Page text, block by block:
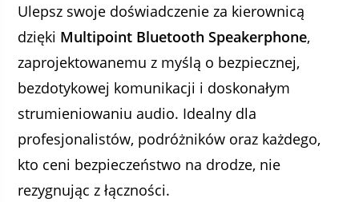
Ulepsz swoje doświadczenie za kierownicą
dzięki Multipoint Bluetooth Speakerphone,
zaprojektowanemu z myślą o bezpiecznej,
bezdotykowej komunikacji i doskonałym
strumieniowaniu audio. Idealny dla
profesjonalistów, podróżników oraz każdego,
kto ceni bezpieczeństwo na drodze, nie
rezygnując z łączności.